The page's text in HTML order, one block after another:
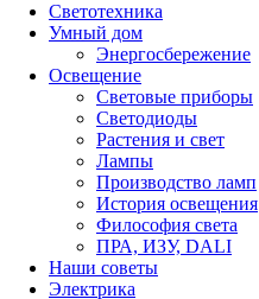
Светотехника
Умный дом
Энергосбережение
Освещение
Световые приборы
Светодиоды
Растения и свет
Лампы
Производство ламп
История освещения
Философия света
ПРА, ИЗУ, DALI
Наши советы
Электрика